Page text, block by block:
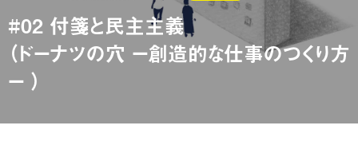
#02 付箋と民主主義
（ドーナツの穴 ー創造的な仕事のつくり方
ー ）